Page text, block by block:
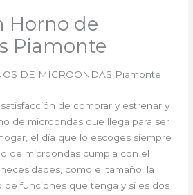
Horno de
Piamonte
DE MICROONDAS Piamonte
de comprar y estrenar y
de microondas que llega para ser
el día que lo escoges siempre
de microondas cumpla con el
como el tamaño, la
de funciones que tenga y si es dos